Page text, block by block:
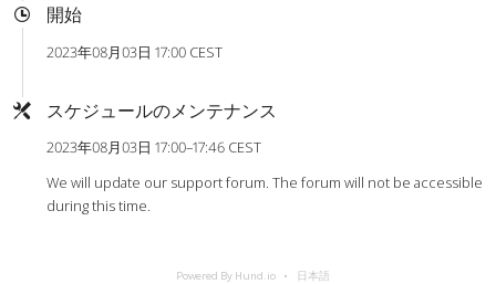
開始
2023年08月03日 17:00 CEST
スケジュールのメンテナンス
2023年08月03日 17:00–17:46 CEST
We will update our support forum. The forum will not be accessible
during this time.
Powered By Hund.io 日本語